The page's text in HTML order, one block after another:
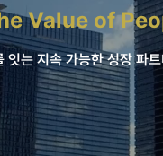
Value of
잇는 지속 가능한 성장 파